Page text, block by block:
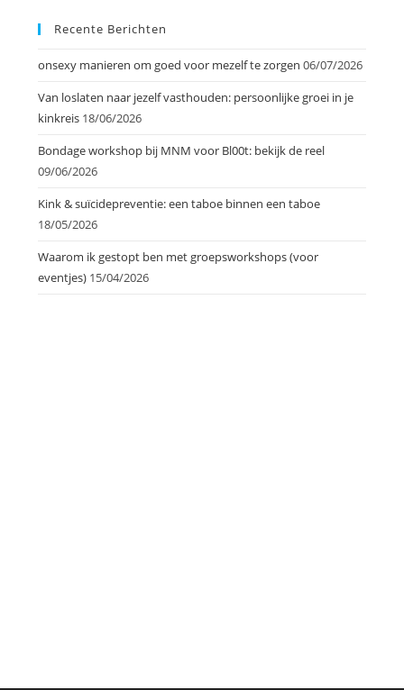
Recente Berichten
onsexy manieren om goed voor mezelf te zorgen 06/07/2026
Van loslaten naar jezelf vasthouden: persoonlijke groei in je
kinkreis 18/06/2026
Bondage workshop bij MNM voor Bl00t: bekijk de reel
09/06/2026
Kink & suïcidepreventie: een taboe binnen een taboe
18/05/2026
Waarom ik gestopt ben met groepsworkshops (voor
eventjes) 15/04/2026